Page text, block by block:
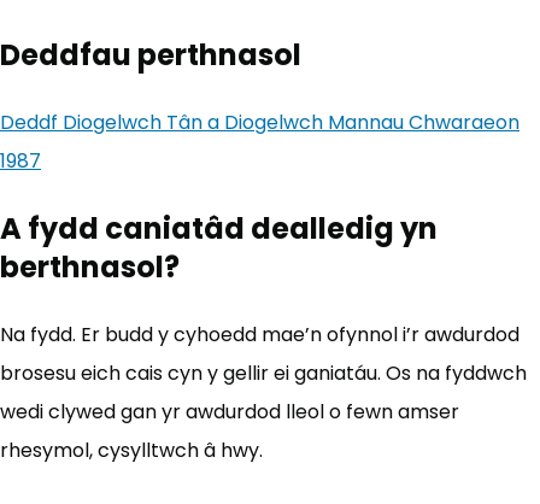
Deddfau perthnasol
Deddf Diogelwch Tân a Diogelwch Mannau Chwaraeon
1987
A fydd caniatâd dealledig yn
berthnasol?
Na fydd. Er budd y cyhoedd mae’n ofynnol i’r awdurdod
brosesu eich cais cyn y gellir ei ganiatáu. Os na fyddwch
wedi clywed gan yr awdurdod lleol o fewn amser
rhesymol, cysylltwch â hwy.